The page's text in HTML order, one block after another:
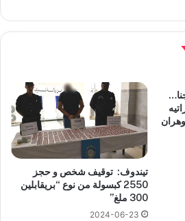
سجنا…
تيندوف: توقيف شخص و حجز
2550 كبسولة من نوع “بريقابلين
300 ملغ”
2024-06-23